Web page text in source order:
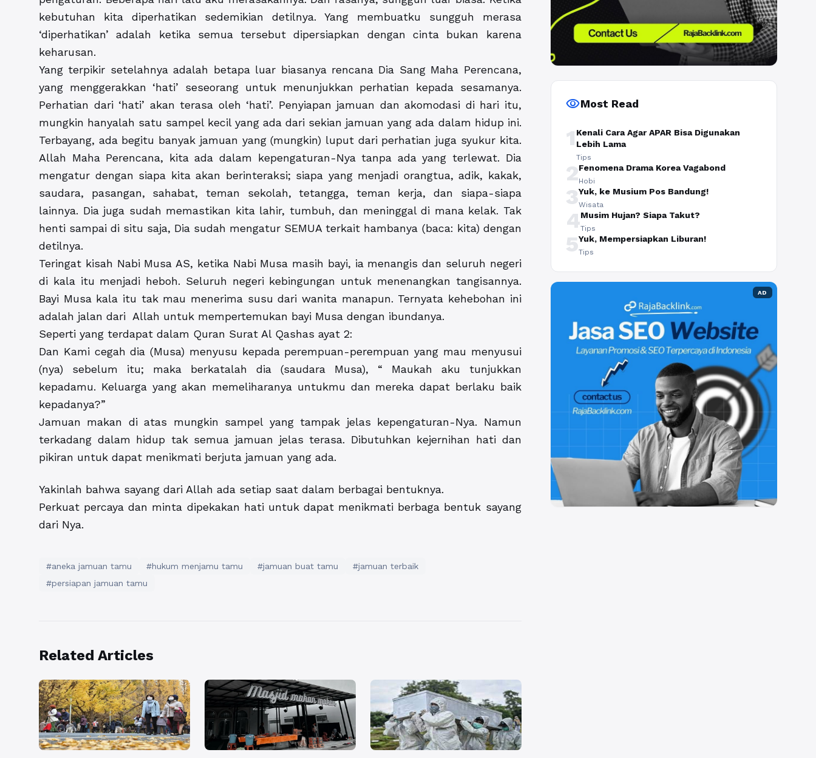
kebutuhan kita diperhatikan sedemikian detilnya. Yang membuatku sungguh merasa
‘diperhatikan’ adalah ketika semua tersebut dipersiapkan dengan cinta bukan karena
keharusan.
Yang terpikir setelahnya adalah betapa luar biasanya rencana Dia Sang Maha Perencana,
yang menggerakkan ‘hati’ seseorang untuk menunjukkan perhatian kepada sesamanya.
Perhatian dari ‘hati’ akan terasa oleh ‘hati’. Penyiapan jamuan dan akomodasi di hari itu,
mungkin hanyalah satu sampel kecil yang ada dari sekian jamuan yang ada dalam hidup ini.
Terbayang, ada begitu banyak jamuan yang (mungkin) luput dari perhatian juga syukur kita.
Allah Maha Perencana, kita ada dalam kepengaturan-Nya tanpa ada yang terlewat. Dia
mengatur dengan siapa kita akan berinteraksi; siapa yang menjadi orangtua, adik, kakak,
saudara, pasangan, sahabat, teman sekolah, tetangga, teman kerja, dan siapa-siapa
lainnya. Dia juga sudah memastikan kita lahir, tumbuh, dan meninggal di mana kelak. Tak
henti sampai di situ saja, Dia sudah mengatur SEMUA terkait hambanya (baca: kita) dengan
detilnya.
Teringat kisah Nabi Musa AS, ketika Nabi Musa masih bayi, ia menangis dan seluruh negeri
di kala itu menjadi heboh. Seluruh negeri kebingungan untuk menenangkan tangisannya.
Bayi Musa kala itu tak mau menerima susu dari wanita manapun. Ternyata kehebohan ini
adalah jalan dari Allah untuk mempertemukan bayi Musa dengan ibundanya.
Seperti yang terdapat dalam Quran Surat Al Qashas ayat 2:
Dan Kami cegah dia (Musa) menyusu kepada perempuan-perempuan yang mau menyusui
(nya) sebelum itu; maka berkatalah dia (saudara Musa), “ Maukah aku tunjukkan
kepadamu. Keluarga yang akan memeliharanya untukmu dan mereka dapat berlaku baik
kepadanya?”
Jamuan makan di atas mungkin sampel yang tampak jelas kepengaturan-Nya. Namun
terkadang dalam hidup tak semua jamuan jelas terasa. Dibutuhkan kejernihan hati dan
pikiran untuk dapat menikmati berjuta jamuan yang ada.
Yakinlah bahwa sayang dari Allah ada setiap saat dalam berbagai bentuknya.
Perkuat percaya dan minta dipekakan hati untuk dapat menikmati berbaga bentuk sayang
dari Nya.
#aneka jamuan tamu #hukum menjamu tamu #jamuan buat tamu
#jamuan terbaik
#persiapan jamuan tamu
Related Articles
visibilityMost Read
1 Kenali Cara Agar APAR Bisa Digunakan
Lebih Lama
Tips
2Fenomena Drama Korea Vagabond
Hobi
3Yuk, ke Musium Pos Bandung!
Wisata
4Musim Hujan? Siapa Takut?
Tips
5Yuk, Mempersiapkan Liburan!
Tips
AD